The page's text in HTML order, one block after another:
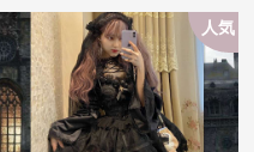
人気